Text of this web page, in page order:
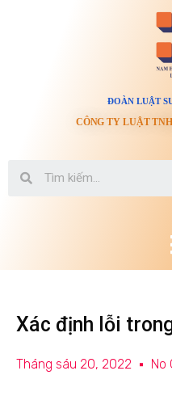
ĐOÀN LUẬT
CÔNG TY LUẬT
Xác định lỗi
Tháng sáu 20, 2022 No